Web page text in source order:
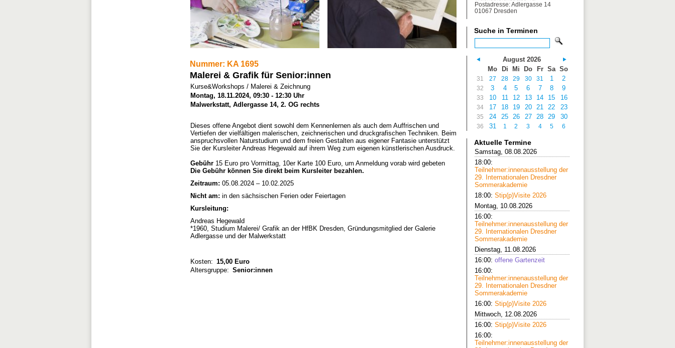
Nummer: KA 1695
Malerei & Grafik für Senior:innen
Kurse&Workshops / Malerei & Zeichnung
Montag, 18.11.2024, 09:30 - 12:30 Uhr
Malwerkstatt, Adlergasse 14, 2. OG rechts
Dieses offene Angebot dient sowohl dem Kennenlernen als auch dem Auffrischen und
Vertiefen der vielfältigen malerischen, zeichnerischen und druckgrafischen Techniken. Beim
anspruchsvollen Naturstudium und dem freien Gestalten aus eigener Fantasie unterstützt
Sie der Kursleiter Andreas Hegewald auf ihrem Weg zum eigenen künstlerischen Ausdruck.
Gebühr 15 Euro pro Vormittag, 10er Karte 100 Euro, um Anmeldung vorab wird gebeten
Die Gebühr können Sie direkt beim Kursleiter bezahlen.
Zeitraum: 05.08.2024 – 10.02.2025
Nicht am: in den sächsischen Ferien oder Feiertagen
Kursleitung:
Andreas Hegewald
*1960, Studium Malerei/ Grafik an der HfBK Dresden, Gründungsmitglied der Galerie
Adlergasse und der Malwerkstatt
Kosten: 15,00 Euro
Altersgruppe: Senior:innen
Postadresse: Adlergasse 14
01067 Dresden
Suche in Terminen
August 2026
Mo
Di Mi Do Fr Sa So
31 27 28 29 30 31 1 2
32 3 4 5 6 7 8 9
33 10 11 12 13 14 15 16
34 17 18 19 20 21 22 23
35 24 25 26 27 28 29 30
36 31 1 2 3 4 5 6
Aktuelle Termine
Samstag, 08.08.2026
18:00:
Teilnehmer:innenausstellung der
29. Internationalen Dresdner
Sommerakademie
18:00: Stip(p)Visite 2026
Montag, 10.08.2026
16:00:
Teilnehmer:innenausstellung der
29. Internationalen Dresdner
Sommerakademie
Dienstag, 11.08.2026
16:00: offene Gartenzeit
16:00:
Teilnehmer:innenausstellung der
29. Internationalen Dresdner
Sommerakademie
16:00: Stip(p)Visite 2026
Mittwoch, 12.08.2026
16:00: Stip(p)Visite 2026
16:00:
Teilnehmer:innenausstellung der